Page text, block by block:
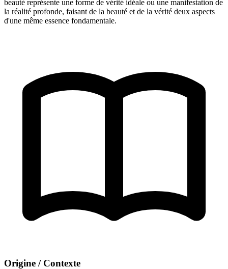
beauté représente une forme de vérité idéale ou une manifestation de
la réalité profonde, faisant de la beauté et de la vérité deux aspects
d'une même essence fondamentale.
Origine / Contexte